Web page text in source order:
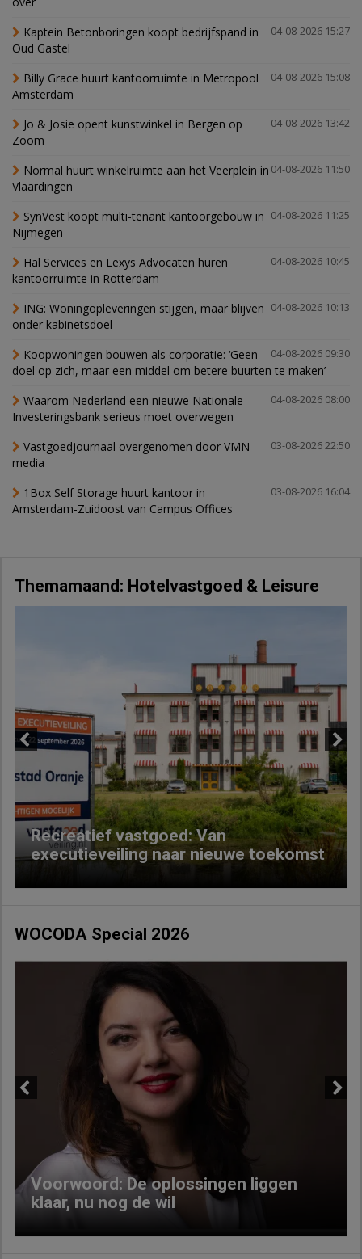
04-08-2026 15:27
Kaptein Betonboringen koopt bedrijfspand in
Oud Gastel
04-08-2026 15:08
Billy Grace huurt kantoorruimte in Metropool
Amsterdam
04-08-2026 13:42
Jo & Josie opent kunstwinkel in Bergen op
Zoom
04-08-2026 11:50
Normal huurt winkelruimte aan het Veerplein in
Vlaardingen
04-08-2026 11:25
SynVest koopt multi-tenant kantoorgebouw in
Nijmegen
04-08-2026 10:45
Hal Services en Lexys Advocaten huren
kantoorruimte in Rotterdam
04-08-2026 10:13
ING: Woningopleveringen stijgen, maar blijven
onder kabinetsdoel
04-08-2026 09:30
Koopwoningen bouwen als corporatie: ‘Geen
doel op zich, maar een middel om betere buurten te maken’
04-08-2026 08:00
Waarom Nederland een nieuwe Nationale
Investeringsbank serieus moet overwegen
03-08-2026 22:50
Vastgoedjournaal overgenomen door VMN
media
03-08-2026 16:04
1Box Self Storage huurt kantoor in
Amsterdam-Zuidoost van Campus Offices
Themamaand: Hotelvastgoed & Leisure
Recreatief vastgoed: Van
executieveiling naar nieuwe toekomst
Next
WOCODA Special 2026
Voorwoord: De oplossingen liggen
klaar, nu nog de wil